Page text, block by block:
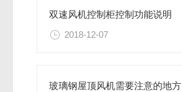
双速风机控制柜控制功能说明
2018-12-07
玻璃钢屋顶风机需要注意的地方